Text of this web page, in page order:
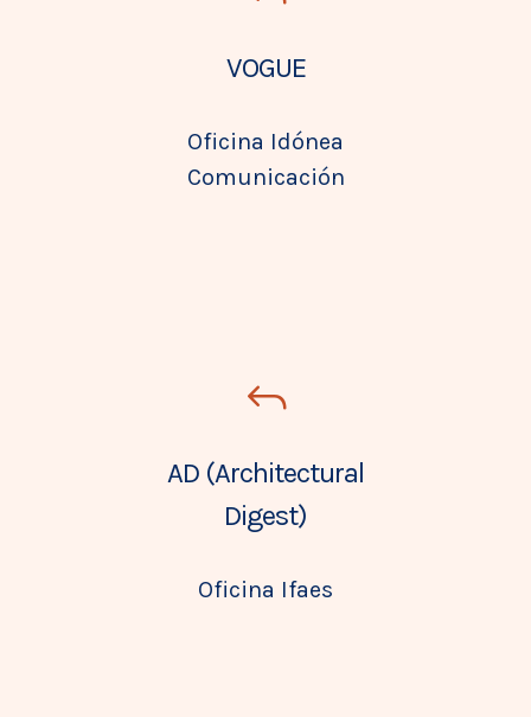
VOGUE
Oficina Idónea
Comunicación
AD (Architectural
Digest)
Oficina Ifaes